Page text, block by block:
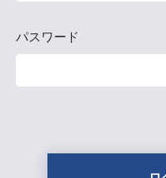
パスワード